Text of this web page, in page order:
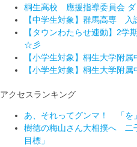
桐生高校 應援指導委員会 ダ
【中学生対象】群馬高専 入
【タウンわたらせ連動】2
☆彡
【小学生対象】桐生大学附
【小学生対象】桐生大学附
アクセスランキング
あ、それってグンマ！ 「を
樹徳の梅山さん大相撲へ 二
目標」